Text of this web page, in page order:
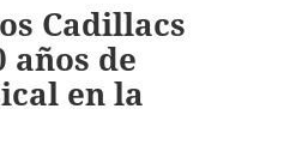
Cadillacs
años de
en la